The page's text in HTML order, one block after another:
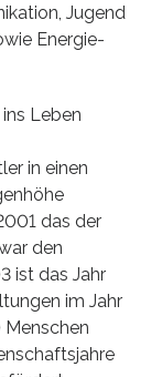
Jugend
Energie-
Leben
in einen
das der
den
ist das Jahr
im Jahr